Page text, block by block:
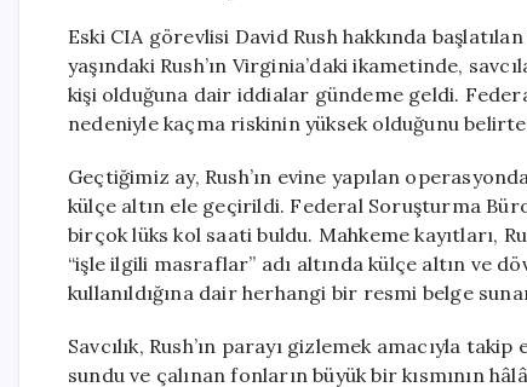
Eski CIA görevlisi David Rush hakkında
yaşındaki Rush’ın Virginia’daki ikametinde,
kişi olduğuna dair iddialar gündeme geldi.
nedeniyle kaçma riskinin yüksek olduğunu
Geçtiğimiz ay, Rush’ın evine yapılan
külçe altın ele geçirildi. Federal Soruşturma
birçok lüks kol saati buldu. Mahkeme kayıtları,
“işle ilgili masraflar” adı altında külçe altın ve
kullanıldığına dair herhangi bir resmi belge
Savcılık, Rush’ın parayı gizlemek amacıyla
sundu ve çalınan fonların büyük bir kısmının